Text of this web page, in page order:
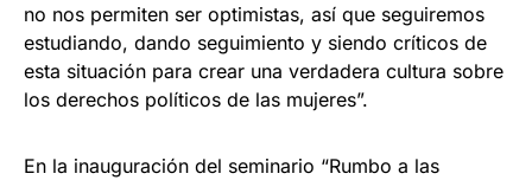
no nos permiten ser optimistas, así que seguiremos
estudiando, dando seguimiento y siendo críticos de
esta situación para crear una verdadera cultura sobre
los derechos políticos de las mujeres”.
En la inauguración del seminario “Rumbo a las